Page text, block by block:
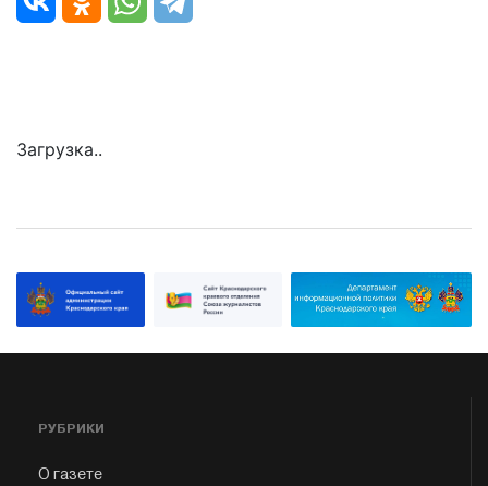
Загрузка..
РУБРИКИ
О газете